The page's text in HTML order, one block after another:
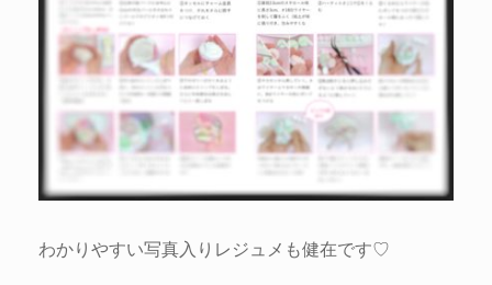
わかりやすい写真入りレジュメも健在です♡